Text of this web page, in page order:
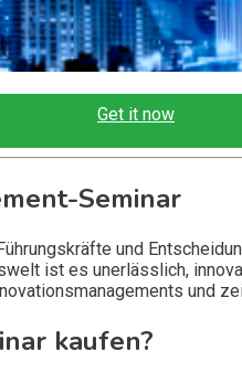
Get it now
Seminar
und
ist es unerlässlich,
und
kaufen?